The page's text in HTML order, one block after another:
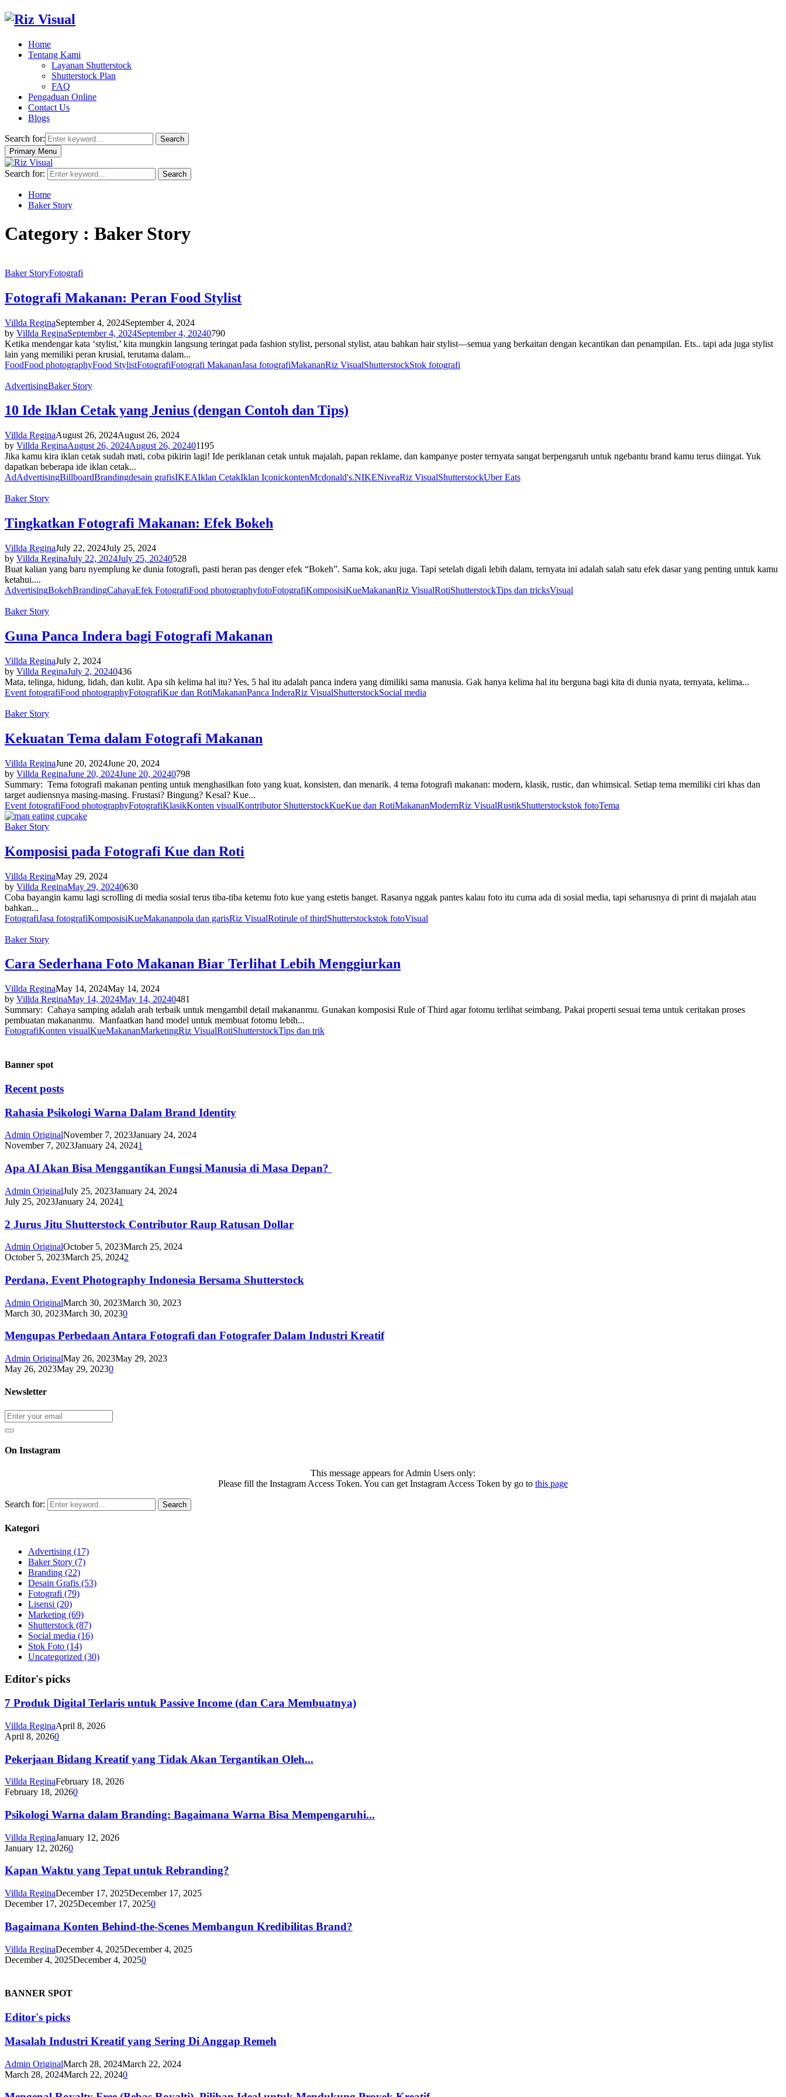
Home
Tentang Kami
Layanan Shutterstock
Shutterstock Plan
FAQ
Pengaduan Online
Contact Us
Blogs
Search for:
Search
Primary Menu
Search for: Search
Home
Baker Story
Category : Baker Story
Baker StoryFotografi
Fotografi Makanan: Peran Food Stylist
Villda ReginaSeptember 4, 2024September 4, 2024
by Villda ReginaSeptember 4, 2024September 4, 20240790
Ketika mendengar kata ‘stylist,’ kita mungkin langsung teringat pada fashion stylist, personal stylist, atau bahkan hair stylist—semua yang berkaitan dengan kecantikan dan penampilan. Ets.. tapi ada juga stylist
lain yang memiliki peran krusial, terutama dalam...
FoodFood photographyFood StylistFotografiFotografi MakananJasa fotografiMakananRiz VisualShutterstockStok fotografi
AdvertisingBaker Story
10 Ide Iklan Cetak yang Jenius (dengan Contoh dan Tips)
Villda ReginaAugust 26, 2024August 26, 2024
by Villda ReginaAugust 26, 2024August 26, 202401195
Jika kamu kira iklan cetak sudah mati, coba pikirin lagi! Ide periklanan cetak untuk majalah, papan reklame, dan kampanye poster ternyata sangat berpengaruh untuk ngebantu brand kamu terus diingat. Yuk
dapatkan beberapa ide iklan cetak...
AdAdvertisingBillboardBrandingdesain grafisIKEAIklan CetakIklan IconickontenMcdonald's.NIKENiveaRiz VisualShutterstockUber Eats
Baker Story
Tingkatkan Fotografi Makanan: Efek Bokeh
Villda ReginaJuly 22, 2024July 25, 2024
by Villda ReginaJuly 22, 2024July 25, 20240528
Buat kalian yang baru nyemplung ke dunia fotografi, pasti heran pas denger efek “Bokeh”. Sama kok, aku juga. Tapi setelah digali lebih dalam, ternyata ini adalah salah satu efek dasar yang penting untuk kamu
ketahui....
AdvertisingBokehBrandingCahayaEfek FotografiFood photographyfotoFotografiKomposisiKueMakananRiz VisualRotiShutterstockTips dan tricksVisual
Baker Story
Guna Panca Indera bagi Fotografi Makanan
Villda ReginaJuly 2, 2024
by Villda ReginaJuly 2, 20240436
Mata, telinga, hidung, lidah, dan kulit. Apa sih kelima hal itu? Yes, 5 hal itu adalah panca indera yang dimiliki sama manusia. Gak hanya kelima hal itu berguna bagi kita di dunia nyata, ternyata, kelima...
Event fotografiFood photographyFotografiKue dan RotiMakananPanca InderaRiz VisualShutterstockSocial media
Baker Story
Kekuatan Tema dalam Fotografi Makanan
Villda ReginaJune 20, 2024June 20, 2024
by Villda ReginaJune 20, 2024June 20, 20240798
Summary: Tema fotografi makanan penting untuk menghasilkan foto yang kuat, konsisten, dan menarik. 4 tema fotografi makanan: modern, klasik, rustic, dan whimsical. Setiap tema memiliki ciri khas dan
target audiensnya masing-masing. Frustasi? Bingung? Kesal? Kue...
Event fotografiFood photographyFotografiKlasikKonten visualKontributor ShutterstockKueKue dan RotiMakananModernRiz VisualRustikShutterstockstok fotoTema
Baker Story
Komposisi pada Fotografi Kue dan Roti
Villda ReginaMay 29, 2024
by Villda ReginaMay 29, 20240630
Coba bayangin kamu lagi scrolling di media sosial terus tiba-tiba ketemu foto kue yang estetis banget. Rasanya nggak pantes kalau foto itu cuma ada di sosial media, tapi seharusnya di print di majalah atau
bahkan...
FotografiJasa fotografiKomposisiKueMakananpola dan garisRiz VisualRotirule of thirdShutterstockstok fotoVisual
Baker Story
Cara Sederhana Foto Makanan Biar Terlihat Lebih Menggiurkan
Villda ReginaMay 14, 2024May 14, 2024
by Villda ReginaMay 14, 2024May 14, 20240481
Summary: Cahaya samping adalah arah terbaik untuk mengambil detail makananmu. Gunakan komposisi Rule of Third agar fotomu terlihat seimbang. Pakai properti sesuai tema untuk ceritakan proses
pembuatan makananmu. Manfaatkan hand model untuk membuat fotomu lebih...
FotografiKonten visualKueMakananMarketingRiz VisualRotiShutterstockTips dan trik
Banner spot
Recent posts
Rahasia Psikologi Warna Dalam Brand Identity
Admin OriginalNovember 7, 2023January 24, 2024
November 7, 2023January 24, 20241
Apa AI Akan Bisa Menggantikan Fungsi Manusia di Masa Depan?
Admin OriginalJuly 25, 2023January 24, 2024
July 25, 2023January 24, 20241
2 Jurus Jitu Shutterstock Contributor Raup Ratusan Dollar
Admin OriginalOctober 5, 2023March 25, 2024
October 5, 2023March 25, 20242
Perdana, Event Photography Indonesia Bersama Shutterstock
Admin OriginalMarch 30, 2023March 30, 2023
March 30, 2023March 30, 20230
Mengupas Perbedaan Antara Fotografi dan Fotografer Dalam Industri Kreatif
Admin OriginalMay 26, 2023May 29, 2023
May 26, 2023May 29, 20230
Newsletter
On Instagram
This message appears for Admin Users only:
Please fill the Instagram Access Token. You can get Instagram Access Token by go to this page
Search for: Search
Kategori
Advertising (17)
Baker Story (7)
Branding (22)
Desain Grafis (53)
Fotografi (79)
Lisensi (20)
Marketing (69)
Shutterstock (87)
Social media (16)
Stok Foto (14)
Uncategorized (30)
Editor's picks
7 Produk Digital Terlaris untuk Passive Income (dan Cara Membuatnya)
Villda ReginaApril 8, 2026
April 8, 20260
Pekerjaan Bidang Kreatif yang Tidak Akan Tergantikan Oleh...
Villda ReginaFebruary 18, 2026
February 18, 20260
Psikologi Warna dalam Branding: Bagaimana Warna Bisa Mempengaruhi...
Villda ReginaJanuary 12, 2026
January 12, 20260
Kapan Waktu yang Tepat untuk Rebranding?
Villda ReginaDecember 17, 2025December 17, 2025
December 17, 2025December 17, 20250
Bagaimana Konten Behind-the-Scenes Membangun Kredibilitas Brand?
Villda ReginaDecember 4, 2025December 4, 2025
December 4, 2025December 4, 20250
BANNER SPOT
Editor's picks
Masalah Industri Kreatif yang Sering Di Anggap Remeh
Admin OriginalMarch 28, 2024March 22, 2024
March 28, 2024March 22, 20240